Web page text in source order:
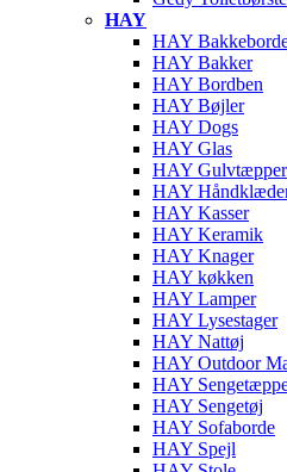
HAY
HAY
HAY Bakker
HAY Bordben
HAY Bøjler
HAY Dogs
HAY Glas
HAY Gulvtæpper
HAY
HAY Kasser
HAY Keramik
HAY Knager
HAY køkken
HAY Lamper
HAY Lysestager
HAY Nattøj
HAY Outdoor
HAY
HAY Sengetøj
HAY Sofaborde
HAY Spejl